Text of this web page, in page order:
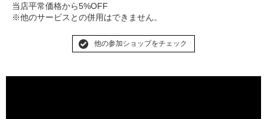
当店平常価格から5%OFF
※他のサービスとの併用はできません。
他の参加ショップをチェック